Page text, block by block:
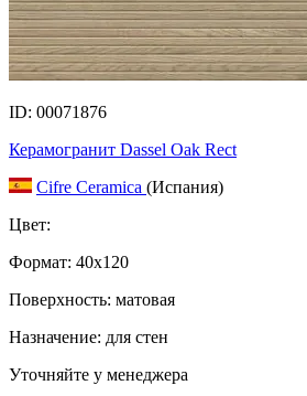
ID: 00071876
Керамогранит Dassel Oak Rect
Cifre Ceramica (Испания)
Цвет:
Формат: 40x120
Поверхность: матовая
Назначение: для стен
Уточняйте у менеджера